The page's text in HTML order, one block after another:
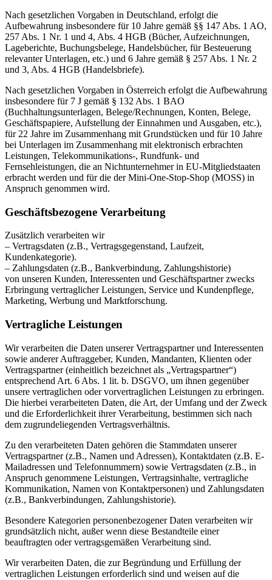
Nach gesetzlichen Vorgaben in Deutschland, erfolgt die
Aufbewahrung insbesondere für 10 Jahre gemäß §§ 147 Abs. 1 AO,
257 Abs. 1 Nr. 1 und 4, Abs. 4 HGB (Bücher, Aufzeichnungen,
Lageberichte, Buchungsbelege, Handelsbücher, für Besteuerung
relevanter Unterlagen, etc.) und 6 Jahre gemäß § 257 Abs. 1 Nr. 2
und 3, Abs. 4 HGB (Handelsbriefe).
Nach gesetzlichen Vorgaben in Österreich erfolgt die Aufbewahrung
insbesondere für 7 J gemäß § 132 Abs. 1 BAO
(Buchhaltungsunterlagen, Belege/Rechnungen, Konten, Belege,
Geschäftspapiere, Aufstellung der Einnahmen und Ausgaben, etc.),
für 22 Jahre im Zusammenhang mit Grundstücken und für 10 Jahre
bei Unterlagen im Zusammenhang mit elektronisch erbrachten
Leistungen, Telekommunikations-, Rundfunk- und
Fernsehleistungen, die an Nichtunternehmer in EU-Mitgliedstaaten
erbracht werden und für die der Mini-One-Stop-Shop (MOSS) in
Anspruch genommen wird.
Geschäftsbezogene Verarbeitung
Zusätzlich verarbeiten wir
– Vertragsdaten (z.B., Vertragsgegenstand, Laufzeit,
Kundenkategorie).
– Zahlungsdaten (z.B., Bankverbindung, Zahlungshistorie)
von unseren Kunden, Interessenten und Geschäftspartner zwecks
Erbringung vertraglicher Leistungen, Service und Kundenpflege,
Marketing, Werbung und Marktforschung.
Vertragliche Leistungen
Wir verarbeiten die Daten unserer Vertragspartner und Interessenten
sowie anderer Auftraggeber, Kunden, Mandanten, Klienten oder
Vertragspartner (einheitlich bezeichnet als „Vertragspartner“)
entsprechend Art. 6 Abs. 1 lit. b. DSGVO, um ihnen gegenüber
unsere vertraglichen oder vorvertraglichen Leistungen zu erbringen.
Die hierbei verarbeiteten Daten, die Art, der Umfang und der Zweck
und die Erforderlichkeit ihrer Verarbeitung, bestimmen sich nach
dem zugrundeliegenden Vertragsverhältnis.
Zu den verarbeiteten Daten gehören die Stammdaten unserer
Vertragspartner (z.B., Namen und Adressen), Kontaktdaten (z.B. E-
Mailadressen und Telefonnummern) sowie Vertragsdaten (z.B., in
Anspruch genommene Leistungen, Vertragsinhalte, vertragliche
Kommunikation, Namen von Kontaktpersonen) und Zahlungsdaten
(z.B., Bankverbindungen, Zahlungshistorie).
Besondere Kategorien personenbezogener Daten verarbeiten wir
grundsätzlich nicht, außer wenn diese Bestandteile einer
beauftragten oder vertragsgemäßen Verarbeitung sind.
Wir verarbeiten Daten, die zur Begründung und Erfüllung der
vertraglichen Leistungen erforderlich sind und weisen auf die